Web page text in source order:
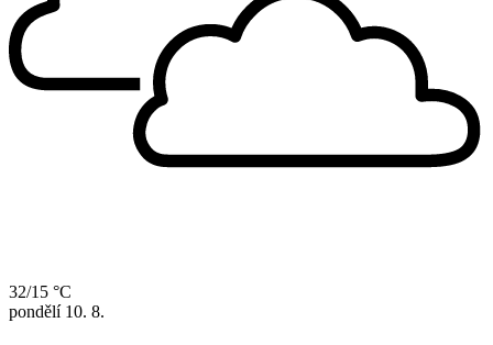
32/15 °C
pondělí 10. 8.